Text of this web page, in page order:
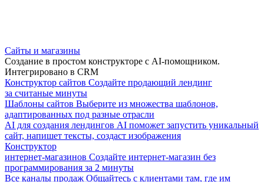
Сайты и магазины
Создание в простом конструкторе с AI-помощником.
Интегрировано в CRM
Конструктор сайтов Создайте продающий лендинг
за считаные минуты
Шаблоны сайтов Выберите из множества шаблонов,
адаптированных под разные отрасли
AI для создания лендингов AI поможет запустить уникальный
сайт, напишет тексты, создаст изображения
Конструктор
интернет-магазинов Создайте интернет-магазин без
программирования за 2 минуты
Все каналы продаж Общайтесь с клиентами там, где им